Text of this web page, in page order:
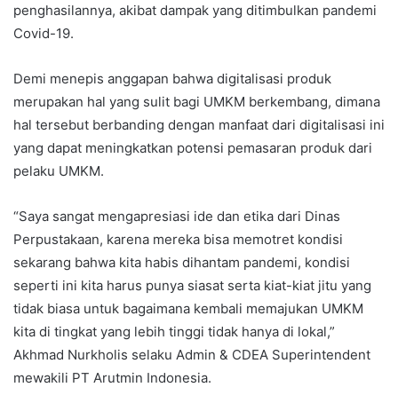
penghasilannya, akibat dampak yang ditimbulkan pandemi
Covid-19.
Demi menepis anggapan bahwa digitalisasi produk
merupakan hal yang sulit bagi UMKM berkembang, dimana
hal tersebut berbanding dengan manfaat dari digitalisasi ini
yang dapat meningkatkan potensi pemasaran produk dari
pelaku UMKM.
“Saya sangat mengapresiasi ide dan etika dari Dinas
Perpustakaan, karena mereka bisa memotret kondisi
sekarang bahwa kita habis dihantam pandemi, kondisi
seperti ini kita harus punya siasat serta kiat-kiat jitu yang
tidak biasa untuk bagaimana kembali memajukan UMKM
kita di tingkat yang lebih tinggi tidak hanya di lokal,”
Akhmad Nurkholis selaku Admin & CDEA Superintendent
mewakili PT Arutmin Indonesia.